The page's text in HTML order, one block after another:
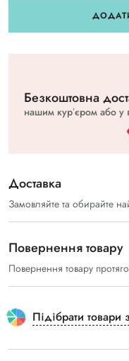
Безкоштовна
нашим курʼєром або у
Доставка
Замовляйте та обирайте
Повернення товару
Повернення товару
Підібрати товари